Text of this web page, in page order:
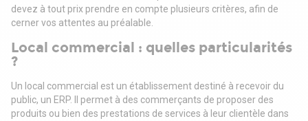
devez à tout prix prendre en compte plusieurs critères, afin de
cerner vos attentes au préalable.
Local commercial : quelles particularités
?
Un local commercial est un établissement destiné à recevoir du
public, un ERP. Il permet à des commerçants de proposer des
produits ou bien des prestations de services à leur clientèle dans